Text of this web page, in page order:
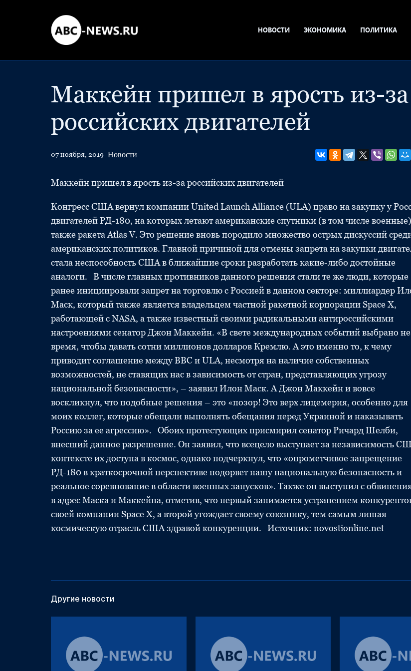
НОВОСТИ ЭКОНОМИКА ПОЛИТИКА
Маккейн пришел в ярость из-за
российских двигателей
07 ноября, 2019 Новости
Маккейн пришел в ярость из-за российских двигателей
Конгресс США вернул компании United Launch Alliance (ULA) право на закупку у
двигателей РД-180, на которых летают американские спутники (в том числе
также ракета Atlas V. Это решение вновь породило множество острых дискуссий
американских политиков. Главной причиной для отмены запрета на закупки
стала неспособность США в ближайшие сроки разработать какие-либо достойные
аналоги. В числе главных противников данного решения стали те же люди, которые
ранее инициировали запрет на торговлю с Россией в данном секторе: миллиардер
Маск, который также является владельцем частной ракетной корпорации Space X,
работающей с NASA, а также известный своими радикальными антироссийскими
настроениями сенатор Джон Маккейн. «В свете международных событий выбрано не
время, чтобы давать сотни миллионов долларов Кремлю. А это именно то, к чему
приводит соглашение между ВВС и ULA, несмотря на наличие собственных
возможностей, не ставящих нас в зависимость от стран, представляющих угрозу
национальной безопасности», – заявил Илон Маск. А Джон Маккейн и вовсе
воскликнул, что подобные решения – это «позор! Это верх лицемерия, особенно для
моих коллег, которые обещали выполнять обещания перед Украиной и наказывать
Россию за ее агрессию». Обоих протестующих присмирил сенатор Ричард Шелби,
внесший данное разрешение. Он заявил, что всецело выступает за независимость
контексте их доступа в космос, однако подчеркнул, что «опрометчивое запрещение
РД-180 в краткосрочной перспективе подорвет нашу национальную безопасность и
реальное соревнование в области военных запусков». Также он выступил с
в адрес Маска и Маккейна, отметив, что первый занимается устранением
своей компании Space X, а второй угождает своему союзнику, тем самым лишая
космическую отрасль США здравой конкуренции. Источник: novostionline.net
Другие новости